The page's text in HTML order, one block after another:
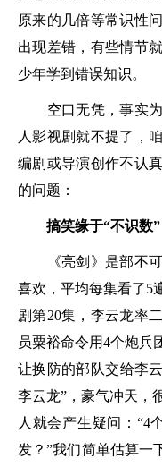
原来的几倍等常识性
出现差错，有些情节
少年学到错误知识。
空口无凭，事实为
人影视剧就不提了，
编剧或导演创作不认
的问题：
搞笑缘于“不识数”
《亮剑》是部不可
喜欢，平均每集看了5
剧第20集，李云龙率
员粟裕命令用4个炮兵
让换防的部队交给李
李云龙”，豪气冲天，
人就会产生疑问：“4
发？”我们简单估算